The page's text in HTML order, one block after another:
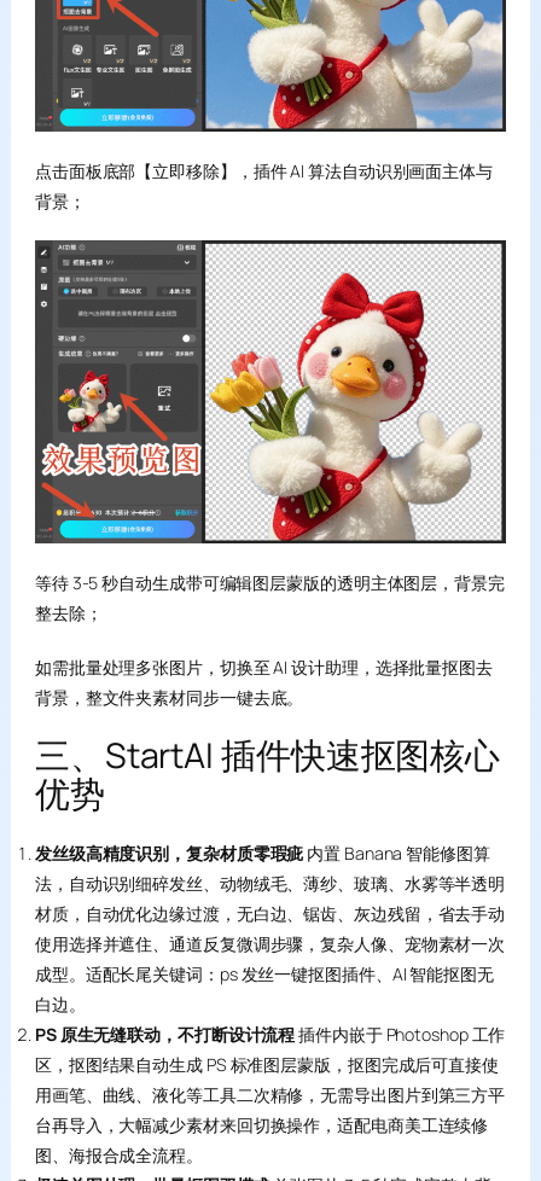
点击面板底部【立即移除】，插件 AI 算法自动识别画面主体与
背景；
等待 3-5 秒自动生成带可编辑图层蒙版的透明主体图层，背景完
整去除；
如需批量处理多张图片，切换至 AI 设计助理，选择批量抠图去
背景，整文件夹素材同步一键去底。
三、StartAI 插件快速抠图核心
优势
发丝级高精度识别，复杂材质零瑕疵 内置 Banana 智能修图算
法，自动识别细碎发丝、动物绒毛、薄纱、玻璃、水雾等半透明
材质，自动优化边缘过渡，无白边、锯齿、灰边残留，省去手动
使用选择并遮住、通道反复微调步骤，复杂人像、宠物素材一次
成型。适配长尾关键词：ps 发丝一键抠图插件、AI 智能抠图无
白边。
PS 原生无缝联动，不打断设计流程插件内嵌于 Photoshop 工作
区，抠图结果自动生成 PS 标准图层蒙版，抠图完成后可直接使
用画笔、曲线、液化等工具二次精修，无需导出图片到第三方平
台再导入，大幅减少素材来回切换操作，适配电商美工连续修
图、海报合成全流程。